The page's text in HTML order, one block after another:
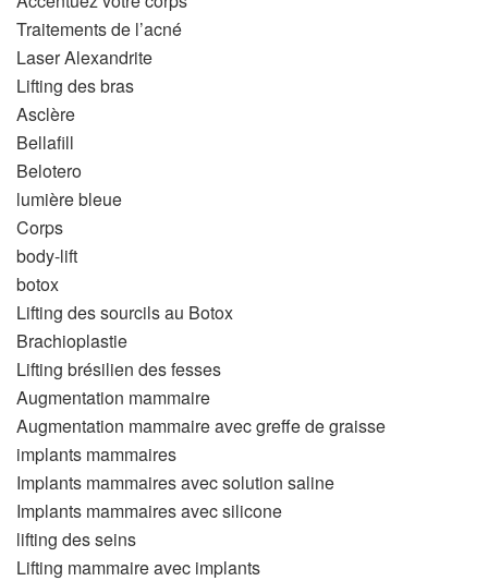
Traitements de l’acné
Laser Alexandrite
Lifting des bras
Asclère
Bellafill
Belotero
lumière bleue
Corps
body-lift
botox
Lifting des sourcils au Botox
Brachioplastie
Lifting brésilien des fesses
Augmentation mammaire
Augmentation mammaire avec greffe de graisse
implants mammaires
Implants mammaires avec solution saline
Implants mammaires avec silicone
lifting des seins
Lifting mammaire avec implants